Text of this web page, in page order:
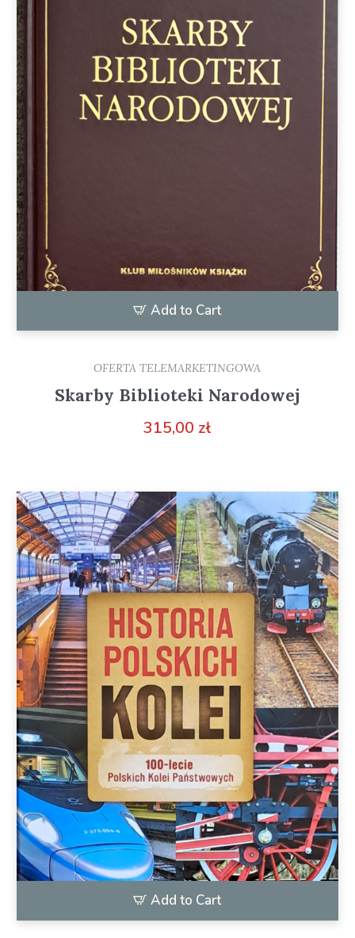
Add to Cart
OFERTA TELEMARKETINGOWA
Skarby Biblioteki Narodowej
315,00 zł
Add to Cart